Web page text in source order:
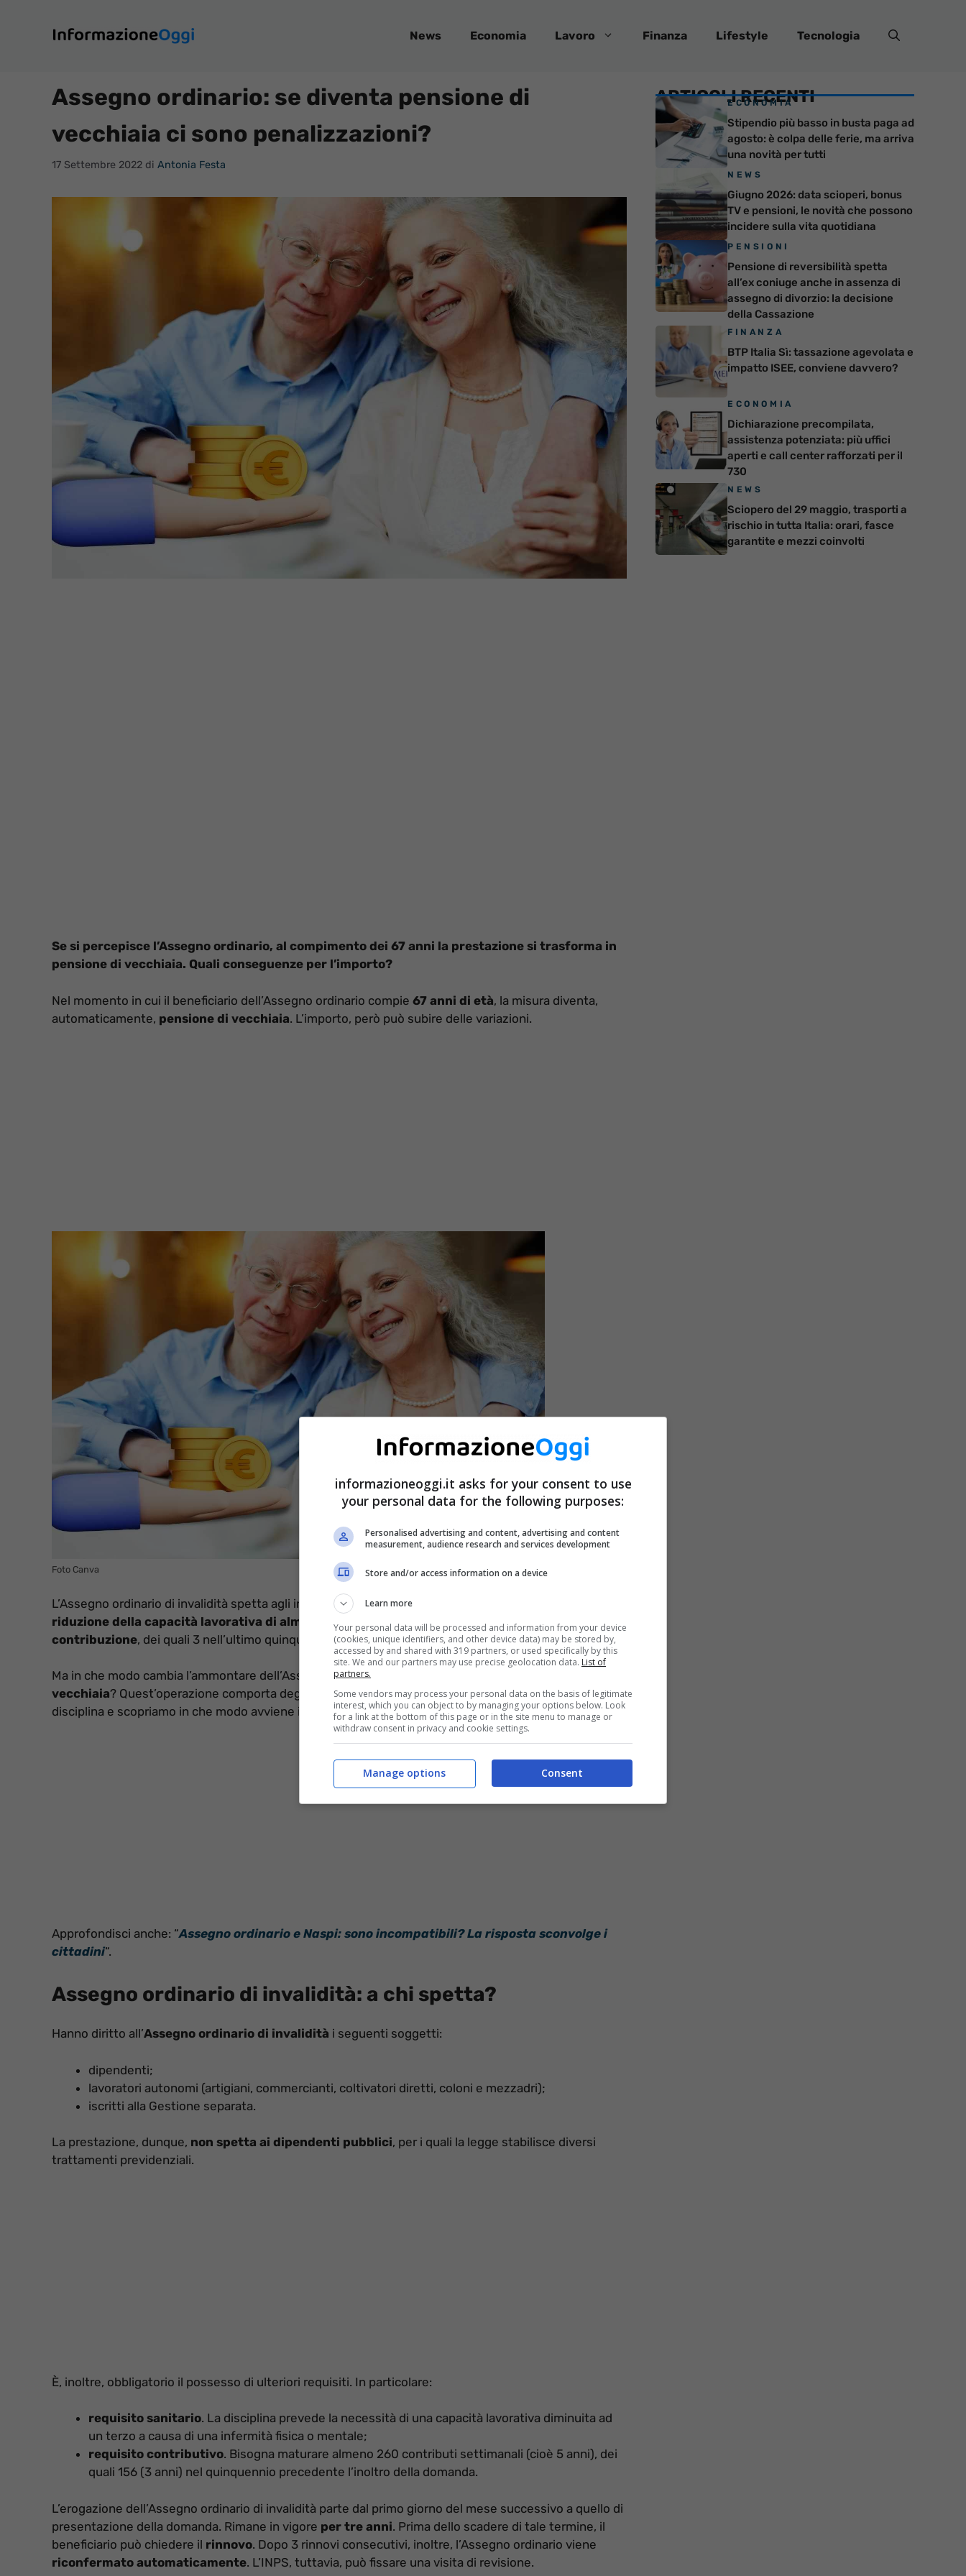
contenuto
News Economia Lavoro Finanza Lifestyle Tecnologia
Assegno ordinario: se diventa pensione di
vecchiaia ci sono penalizzazioni?
17 Settembre 2022 di Antonia Festa
Se si percepisce l’Assegno ordinario, al compimento dei 67 anni la prestazione si trasforma in
pensione di vecchiaia. Quali conseguenze per l’importo?
Nel momento in cui il beneficiario dell’Assegno ordinario compie 67 anni di età, la misura diventa,
automaticamente, pensione di vecchiaia. L’importo, però può subire delle variazioni.
Foto Canva
L’Assegno ordinario di invalidità spetta agli individui che hanno un’invalidità dalla quale deriva la
riduzione della capacità lavorativa di almeno 2/3
e che possiedono
almeno 5 anni di
contribuzione, dei quali 3 nell’ultimo quinquennio.
Ma in che modo cambia l’ammontare dell’Assegno al momento del
vecchiaia? Quest’operazione comporta degli svantaggi per il titolare della pensione? Analizziamo la
disciplina e scopriamo in che modo avviene il calcolo.
Approfondisci anche: “Assegno ordinario e Naspi: sono incompatibili? La risposta sconvolge i
cittadini“.
Assegno ordinario di invalidità: a chi spetta?
Hanno diritto all’Assegno ordinario di invalidità i seguenti soggetti:
dipendenti;
lavoratori autonomi (artigiani, commercianti, coltivatori diretti, coloni e mezzadri);
iscritti alla Gestione separata.
La prestazione, dunque, non spetta ai dipendenti pubblici, per i quali la legge stabilisce diversi
trattamenti previdenziali.
È, inoltre, obbligatorio il possesso di ulteriori requisiti. In particolare:
requisito sanitario. La disciplina prevede la necessità di una capacità lavorativa diminuita ad
un terzo a causa di una infermità fisica o mentale;
requisito contributivo. Bisogna maturare almeno 260 contributi settimanali (cioè 5 anni), dei
quali 156 (3 anni) nel quinquennio precedente l’inoltro della domanda.
L’erogazione dell’Assegno ordinario di invalidità parte dal primo giorno del mese successivo a quello di
presentazione della domanda. Rimane in vigore per tre anni. Prima dello scadere di tale termine, il
beneficiario può chiedere il rinnovo. Dopo 3 rinnovi consecutivi, inoltre, l’Assegno ordinario viene
riconfermato automaticamente. L’INPS, tuttavia, può fissare una visita di revisione.
ARTICOLI RECENTI
ECONOMIA
Stipendio più basso in busta paga ad
agosto: è colpa delle ferie, ma arriva
una novità per tutti
NEWS
Giugno 2026: data scioperi, bonus
TV e pensioni, le novità che possono
incidere sulla vita quotidiana
PENSIONI
Pensione di reversibilità spetta
all’ex coniuge anche in assenza di
assegno di divorzio: la decisione
della Cassazione
FINANZA
BTP Italia Sì: tassazione agevolata e
impatto ISEE, conviene davvero?
ECONOMIA
Dichiarazione precompilata,
assistenza potenziata: più uffici
aperti e call center rafforzati per il
730
NEWS
Sciopero del 29 maggio, trasporti a
rischio in tutta Italia: orari, fasce
garantite e mezzi coinvolti
informazioneoggi.it asks for your consent to use
your personal data for the following purposes:
Personalised advertising and content, advertising and content
measurement, audience research and services development
Store and/or access information on a device
Learn more
Your personal data will be processed and information from your device
(cookies, unique identifiers, and other device data) may be stored by,
accessed by and shared with 319 partners, or used specifically by this
site. We and our partners may use precise geolocation data. List of
partners.
Some vendors may process your personal data on the basis of legitimate
interest, which you can object to by managing your options below. Look
for a link at the bottom of this page or in the site menu to manage or
withdraw consent in privacy and cookie settings.
Consent
Manage options